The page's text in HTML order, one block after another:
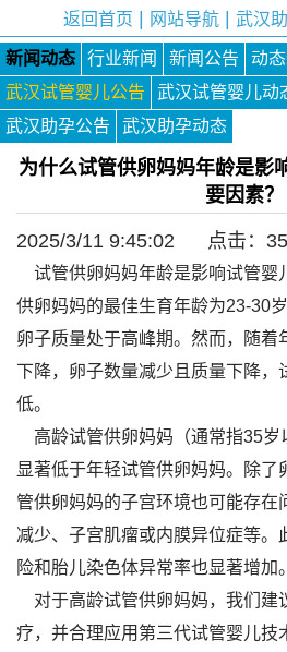
返回首页 网站导航| 武汉
新闻动态 行业新闻 新闻公告 动
武汉试管婴儿公告
武汉试管婴儿动
武汉助孕公告
武汉助孕动态
为什么试管供卵妈妈年龄是影
要因素？
2025/3/11 9:45:02 点击： 35
试管供卵妈妈年龄是影响试管婴
供卵妈妈的最佳生育年龄为23-30
卵子质量处于高峰期。然而，随着
下降，卵子数量减少且质量下降，
低。
高龄试管供卵妈妈（通常指35岁
显著低于年轻试管供卵妈妈。除了
管供卵妈妈的子宫环境也可能存在
减少、子宫肌瘤或内膜异位症等。
险和胎儿染色体异常率也显著增加。
对于高龄试管供卵妈妈，我们建
疗，并合理应用第三代试管婴儿技